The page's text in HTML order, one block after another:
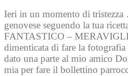
Ieri in un momento di
genovese seguendo la tua
FANTASTICO –
dimenticata di fare la
dato una parte al mio amico
mia per fare il bollettino